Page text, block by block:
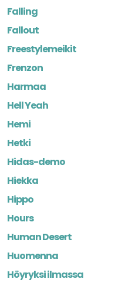
Falling
Fallout
Freestylemeikit
Frenzon
Harmaa
Hell Yeah
Hemi
Hetki
Hidas-demo
Hiekka
Hippo
Hours
Human Desert
Huomenna
Höyryksi ilmassa